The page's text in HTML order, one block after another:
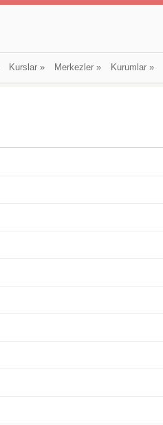
Kurslar» Merkezler» Kurumlar»